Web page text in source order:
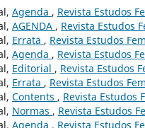
Agenda , Revista Estudos
AGENDA , Revista Estudos
Errata , Revista Estudos
Agenda , Revista Estudos
Editorial , Revista Estudos
Errata , Revista Estudos
Contents , Revista Estudos
Normas , Revista Estudos
Agenda , Revista Estudos